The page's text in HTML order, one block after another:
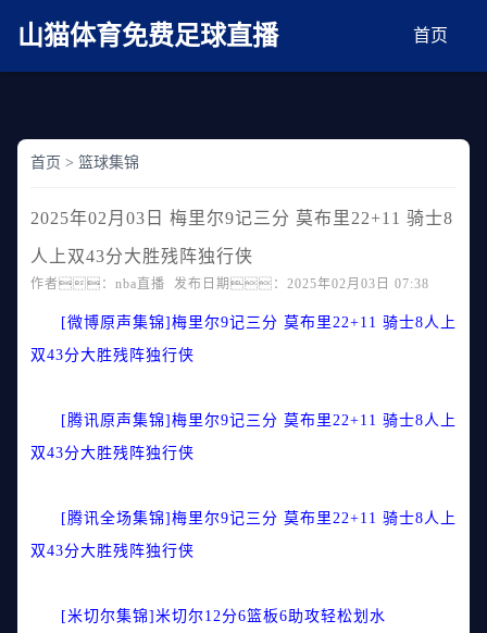
AV在线无码麻豆
山猫体育免费足球直播 首页
首页 > 篮球集锦
2025年02月03日 梅里尔9记三分 莫布里22+11 骑士8
人上双43分大胜残阵独行侠
作者：nba直播 发布日期：2025年02月03日 07:38
[微博原声集锦]梅里尔9记三分 莫布里22+11 骑士8人上
双43分大胜残阵独行侠
[腾讯原声集锦]梅里尔9记三分 莫布里22+11 骑士8人上
双43分大胜残阵独行侠
[腾讯全场集锦]梅里尔9记三分 莫布里22+11 骑士8人上
双43分大胜残阵独行侠
[米切尔集锦]米切尔12分6篮板6助攻轻松划水